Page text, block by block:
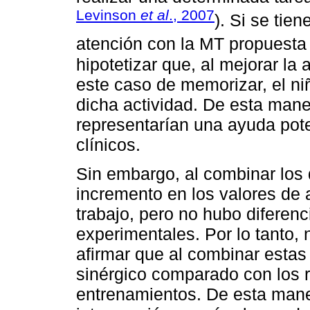
Levinson et al., 2007). Si se
atención con la MT
hipotetizar que, al mejorar la
este caso de memorizar, el
dicha actividad. De esta
representarían una ayuda
clínicos.
Sin embargo, al combinar
incremento en los valores de
trabajo, pero no hubo
experimentales. Por lo tanto,
afirmar que al combinar
sinérgico comparado con los
entrenamientos. De esta